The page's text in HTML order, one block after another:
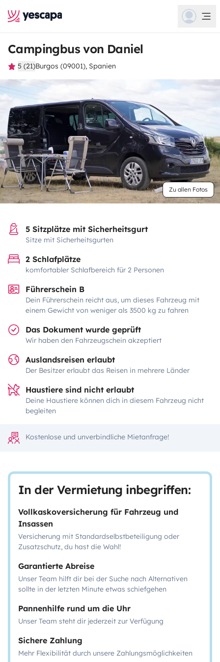
Campingbus von Daniel
5 (21)Burgos (09001), Spanien
Zu allen Fotos
5 Sitzplätze mit Sicherheitsgurt
Sitze mit Sicherheitsgurten
2 Schlafplätze
komfortabler Schlafbereich für 2 Personen
Führerschein B
Dein Führerschein reicht aus, um dieses Fahrzeug mit
einem Gewicht von weniger als 3500 kg zu fahren
Das Dokument wurde geprüft
Wir haben den Fahrzeugschein akzeptiert
Auslandsreisen erlaubt
Der Besitzer erlaubt das Reisen in mehrere Länder
Haustiere sind nicht erlaubt
Deine Haustiere können dich in diesem Fahrzeug nicht
begleiten
Kostenlose und unverbindliche Mietanfrage!
In der Vermietung inbegriffen:
Vollkaskoversicherung für Fahrzeug und
Insassen
Versicherung mit Standardselbstbeteiligung oder
Zusatzschutz, du hast die Wahl!
Garantierte Abreise
Unser Team hilft dir bei der Suche nach Alternativen
sollte in der letzten Minute etwas schiefgehen
Pannenhilfe rund um die Uhr
Unser Team steht dir jederzeit zur Verfügung
Sichere Zahlung
Mehr Flexibilität durch unsere Zahlungsmöglichkeiten